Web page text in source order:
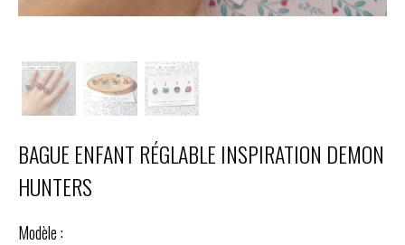
BAGUE ENFANT RÉGLABLE INSPIRATION DEMON
HUNTERS
Modèle :